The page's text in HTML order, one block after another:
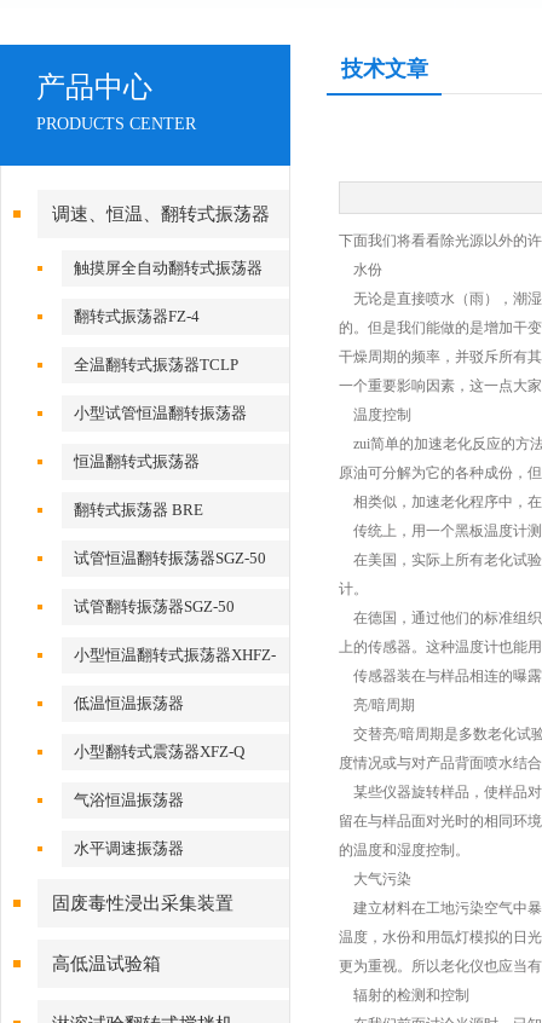
产品中心
PRODUCTS CENTER
调速、恒温、翻转式振荡器
触摸屏全自动翻转式振荡器
翻转式振荡器FZ-4
全温翻转式振荡器TCLP
小型试管恒温翻转振荡器
恒温翻转式振荡器
翻转式振荡器 BRE
试管恒温翻转振荡器SGZ-50
试管翻转振荡器SGZ-50
小型恒温翻转式振荡器XHFZ-
低温恒温振荡器
小型翻转式震荡器XFZ-Q
气浴恒温振荡器
水平调速振荡器
固废毒性浸出采集装置
高低温试验箱
技术文章
下面我们将看看除光源以外的
水份
无论是直接喷水（雨），潮
的。但是我们能做的是增加干
干燥周期的频率，并驳斥所有
一个重要影响因素，这一点大
温度控制
zui简单的加速老化反应的方
原油可分解为它的各种成份，
相类似，加速老化程序中，
传统上，用一个黑板温度计
在美国，实际上所有老化试
计。
在德国，通过他们的标准组
上的传感器。这种温度计也能
传感器装在与样品相连的曝
亮/暗周期
交替亮/暗周期是多数老化试
度情况或与对产品背面喷水结
某些仪器旋转样品，使样品
留在与样品面对光时的相同环
的温度和湿度控制。
大气污染
建立材料在工地污染空气中
温度，水份和用氙灯模拟的日
更为重视。所以老化仪也应当
辐射的检测和控制